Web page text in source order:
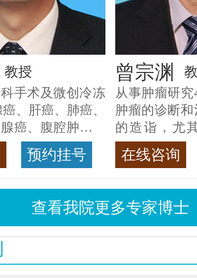
教授
手术及微创冷冻
、肝癌、肺癌、
癌、腹腔肿瘤等
情
预约挂号
曾宗渊
从事肿瘤研
肿瘤的诊断
的造诣，尤
癌，迄今仍是
首席专家 >>查
在线咨询
查看我院更多专家博士